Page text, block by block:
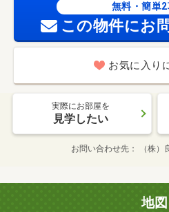
無料・簡単2
この物件にお
お気に入り
実際にお部屋を
見学したい
お問い合わせ先 （株
地図